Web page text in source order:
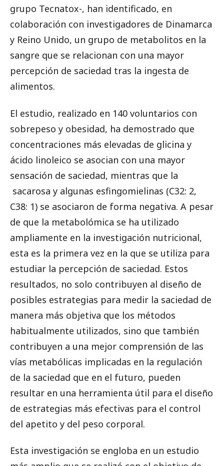
grupo Tecnatox-, han identificado, en
colaboración con investigadores de Dinamarca
y Reino Unido, un grupo de metabolitos en la
sangre que se relacionan con una mayor
percepción de saciedad tras la ingesta de
alimentos.
El estudio, realizado en 140 voluntarios con
sobrepeso y obesidad, ha demostrado que
concentraciones más elevadas de glicina y
ácido linoleico se asocian con una mayor
sensación de saciedad, mientras que la
sacarosa y algunas esfingomielinas (C32: 2,
C38: 1) se asociaron de forma negativa. A pesar
de que la metabolómica se ha utilizado
ampliamente en la investigación nutricional,
esta es la primera vez en la que se utiliza para
estudiar la percepción de saciedad. Estos
resultados, no solo contribuyen al diseño de
posibles estrategias para medir la saciedad de
manera más objetiva que los métodos
habitualmente utilizados, sino que también
contribuyen a una mejor comprensión de las
vías metabólicas implicadas en la regulación
de la saciedad que en el futuro, pueden
resultar en una herramienta útil para el diseño
de estrategias más efectivas para el control
del apetito y del peso corporal.
Esta investigación se engloba en un estudio